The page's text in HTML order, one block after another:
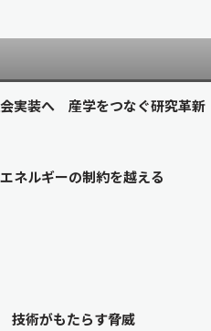
実装へ 産学をつなぐ研究革新
ネルギーの制約を越える
技術がもたらす脅威